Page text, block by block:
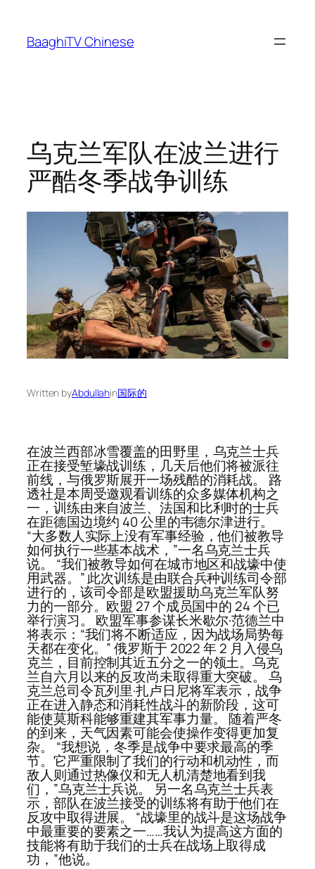
content
BaaghiTV Chinese
乌克兰军队在波兰进行
严酷冬季战争训练
Written byAbdullahin国际的
在波兰西部冰雪覆盖的田野里，乌克兰士兵
正在接受堑壕战训练，几天后他们将被派往
前线，与俄罗斯展开一场残酷的消耗战。 路
透社是本周受邀观看训练的众多媒体机构之
一，训练由来自波兰、法国和比利时的士兵
在距德国边境约 40 公里的韦德尔津进行。
“大多数人实际上没有军事经验，他们被教导
如何执行一些基本战术，”一名乌克兰士兵
说。 “我们被教导如何在城市地区和战壕中使
用武器。” 此次训练是由联合兵种训练司令部
进行的，该司令部是欧盟援助乌克兰军队努
力的一部分。欧盟 27 个成员国中的 24 个已
举行演习。 欧盟军事参谋长米歇尔·范德兰中
将表示：“我们将不断适应，因为战场局势每
天都在变化。” 俄罗斯于 2022 年 2 月入侵乌
克兰，目前控制其近五分之一的领土。乌克
兰自六月以来的反攻尚未取得重大突破。 乌
克兰总司令瓦列里·扎卢日尼将军表示，战争
正在进入静态和消耗性战斗的新阶段，这可
能使莫斯科能够重建其军事力量。 随着严冬
的到来，天气因素可能会使操作变得更加复
杂。 “我想说，冬季是战争中要求最高的季
节。它严重限制了我们的行动和机动性，而
敌人则通过热像仪和无人机清楚地看到我
们，”乌克兰士兵说。 另一名乌克兰士兵表
示，部队在波兰接受的训练将有助于他们在
反攻中取得进展。 “战壕里的战斗是这场战争
中最重要的要素之一……我认为提高这方面的
技能将有助于我们的士兵在战场上取得成
功，”他说。